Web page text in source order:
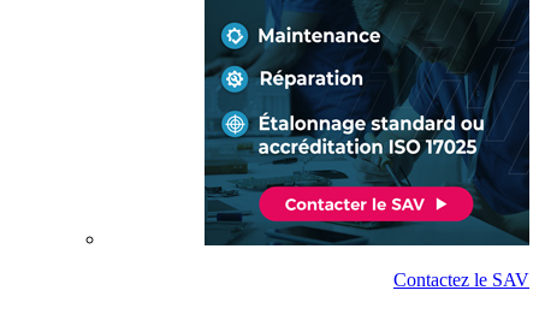
Contactez le SAV